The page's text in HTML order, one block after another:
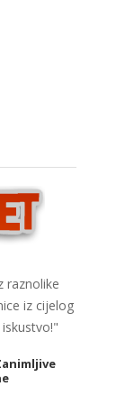
raznolike
iz cijelog